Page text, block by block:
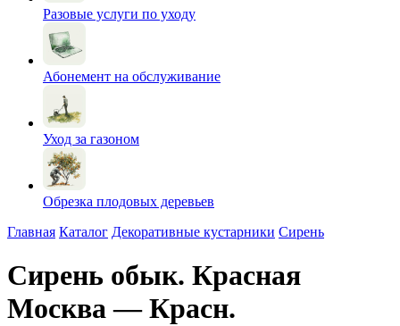
Разовые услуги по уходу
Абонемент на обслуживание
Уход за газоном
Обрезка плодовых деревьев
Главная Каталог Декоративные кустарники Сирень
Сирень обык. Красная
Москва — Красн.